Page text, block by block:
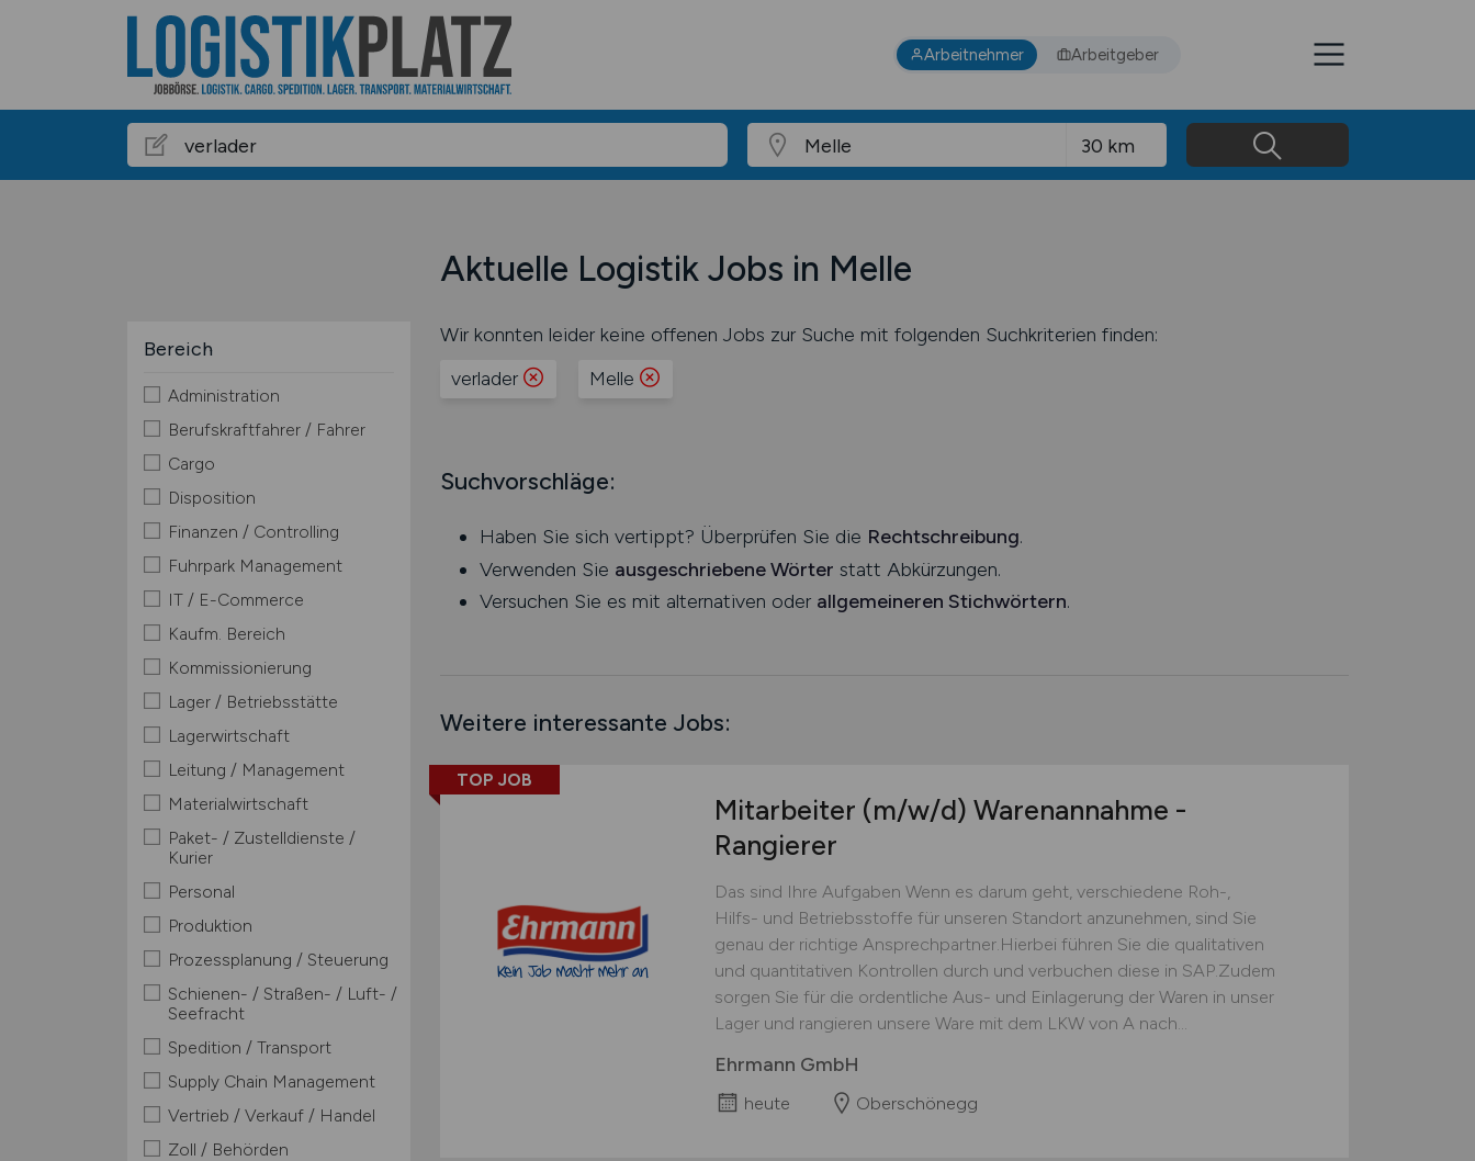
Arbeitnehmer Arbeitgeber
Aktuelle Logistik Jobs in Melle
Bereich
Administration
Berufskraftfahrer / Fahrer
Cargo
Disposition
Finanzen / Controlling
Fuhrpark Management
IT / E-Commerce
Kaufm. Bereich
Kommissionierung
Lager / Betriebsstätte
Lagerwirtschaft
Leitung / Management
Materialwirtschaft
Paket- / Zustelldienste /
Kurier
Personal
Produktion
Prozessplanung / Steuerung
Schienen- / Straßen- / Luft- /
Seefracht
Spedition / Transport
Supply Chain Management
Vertrieb / Verkauf / Handel
Zoll / Behörden
Wir konnten leider keine offenen Jobs zur Suche mit folgenden Suchkriterien finden:
verlader
Melle
Suchvorschläge:
Haben Sie sich vertippt? Überprüfen Sie die Rechtschreibung.
Verwenden Sie ausgeschriebene Wörter statt Abkürzungen.
Versuchen Sie es mit alternativen oder allgemeineren Stichwörtern.
Weitere interessante Jobs:
TOP JOB
Mitarbeiter (m/w/d) Warenannahme -
Rangierer
Das sind Ihre Aufgaben Wenn es darum geht, verschiedene Roh-,
Hilfs- und Betriebsstoffe für unseren Standort anzunehmen, sind Sie
genau der richtige Ansprechpartner.Hierbei führen Sie die qualitativen
und quantitativen Kontrollen durch und verbuchen diese in SAP.Zudem
sorgen Sie für die ordentliche Aus- und Einlagerung der Waren in unser
Lager und rangieren unsere Ware mit dem LKW von A nach...
Ehrmann GmbH
heute Oberschönegg